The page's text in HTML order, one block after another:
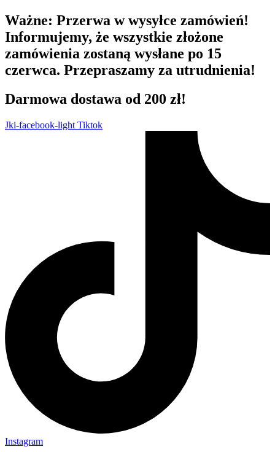
Przejdź
do
treści
Ważne: Przerwa w wysyłce zamówień!
Informujemy, że wszystkie złożone
zamówienia zostaną wysłane po 15
czerwca. Przepraszamy za utrudnienia!
Darmowa dostawa od 200 zł!
Jki-facebook-light Tiktok
Instagram